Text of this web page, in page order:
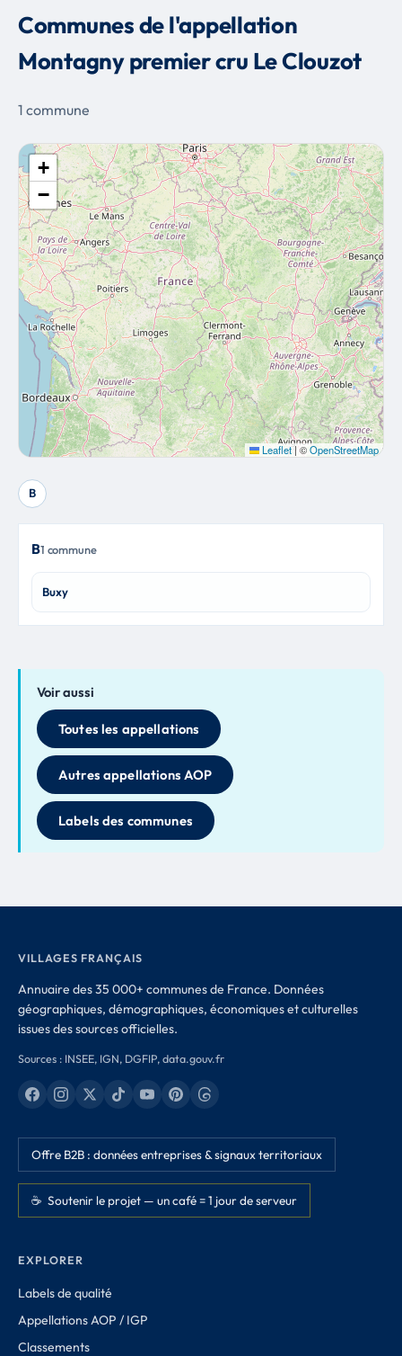
Communes de l'appellation
Montagny premier cru Le Clouzot
1 commune
+
−
Leaflet| ©OpenStreetMap
B
B1 commune
Buxy
Voir aussi
Toutes les appellations
Autres appellations AOP
Labels des communes
VILLAGES FRANÇAIS
Annuaire des 35 000+ communes de France. Données
géographiques, démographiques, économiques et culturelles
issues des sources officielles.
Sources : INSEE, IGN, DGFIP, data.gouv.fr
Offre B2B : données entreprises & signaux territoriaux
☕ Soutenir le projet — un café = 1 jour de serveur
EXPLORER
Labels de qualité
Appellations AOP / IGP
Classements